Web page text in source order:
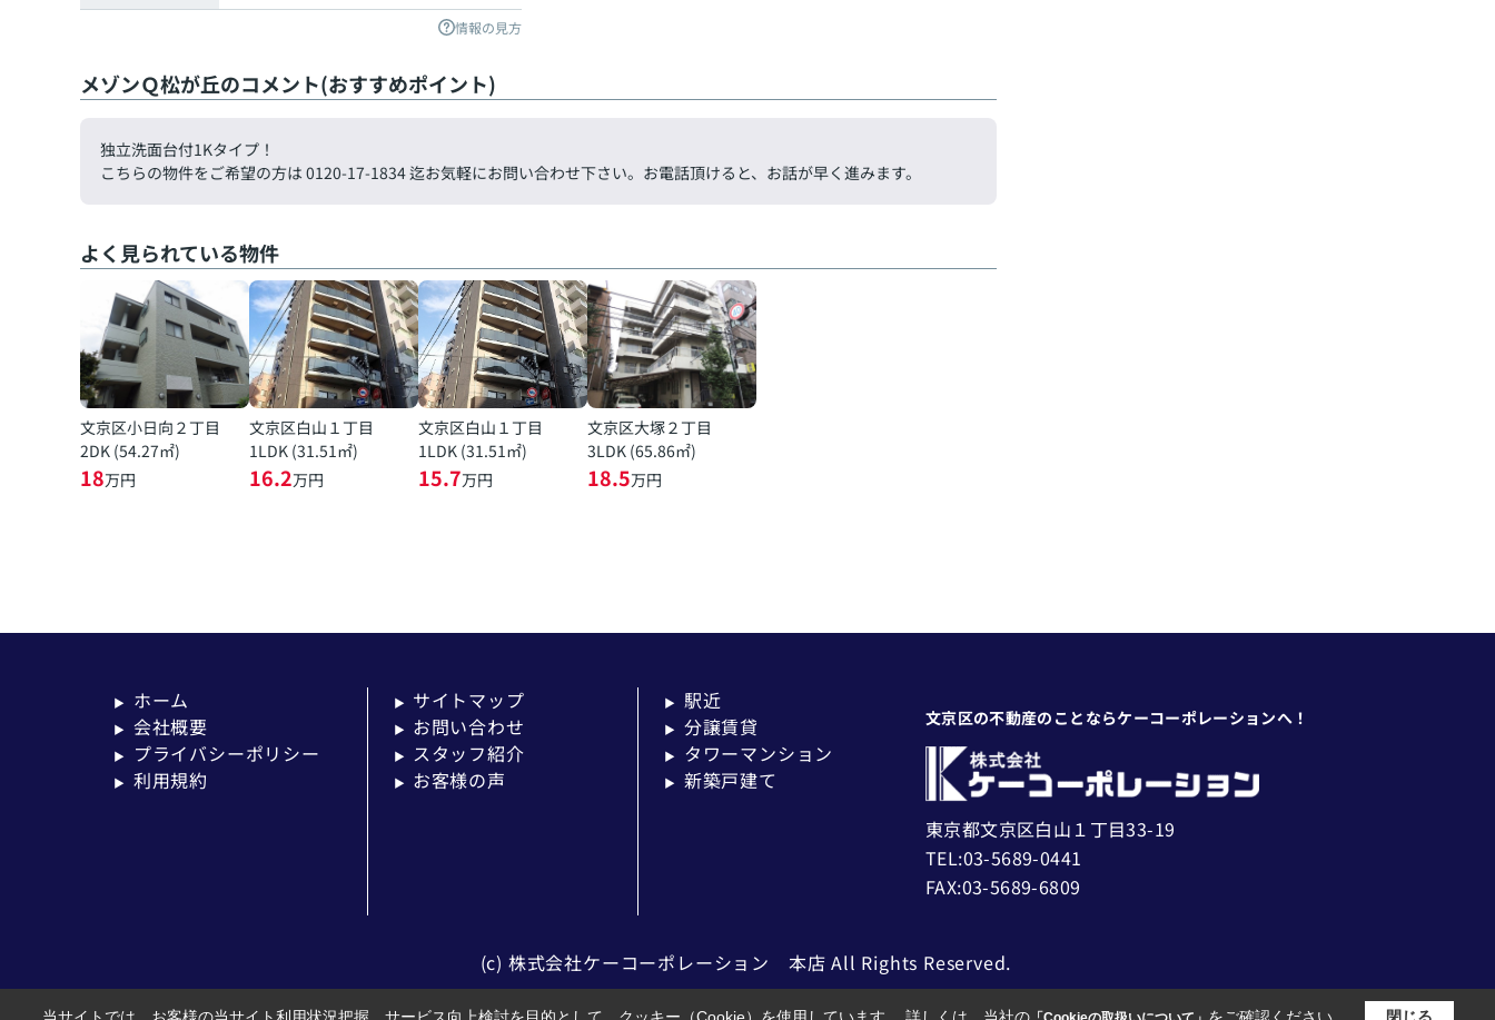
情報の見方
メゾンＱ松が丘のコメント(おすすめポイント)
独立洗面台付1Kタイプ！
こちらの物件をご希望の方は 0120-17-1834 迄お気軽にお問い合わせ下さい。お電話頂けると、お話が早く進みます。
よく見られている物件
文京区小日向２丁目
2DK (54.27㎡)
18万円
文京区白山１丁目
1LDK (31.51㎡)
16.2万円
文京区白山１丁目
1LDK (31.51㎡)
15.7万円
文京区大塚２丁目
3LDK (65.86㎡)
18.5万円
▶ ホーム
▶ 会社概要
▶ プライバシーポリシー
▶ 利用規約
▶ サイトマップ
▶ お問い合わせ
▶ スタッフ紹介
▶ お客様の声
▶ 駅近
▶ 分譲賃貸
▶ タワーマンション
▶ 新築戸建て
文京区の不動産のことならケーコーポレーションへ！
東京都文京区白山１丁目33-19
TEL:03-5689-0441
FAX:03-5689-6809
(c) 株式会社ケーコーポレーション 本店 All Rights Reserved.